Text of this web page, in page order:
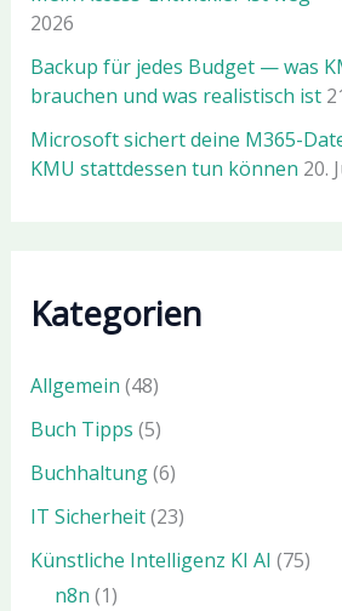
2026
Backup für jedes Budget — was
brauchen und was realistisch ist
Microsoft sichert deine M365-
KMU stattdessen tun können 20.
Kategorien
Allgemein (48)
Buch Tipps (5)
Buchhaltung(6)
IT Sicherheit(23)
Künstliche Intelligenz KI AI (75)
n8n (1)